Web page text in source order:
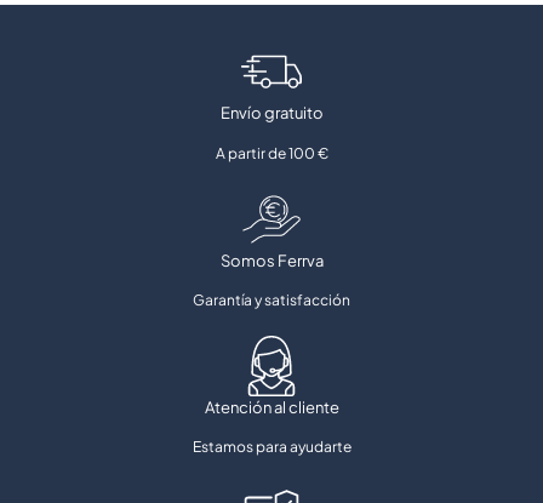
Envío gratuito
A partir de 100 €
Somos Ferrva
Garantía y satisfacción
Atención al cliente
Estamos para ayudarte